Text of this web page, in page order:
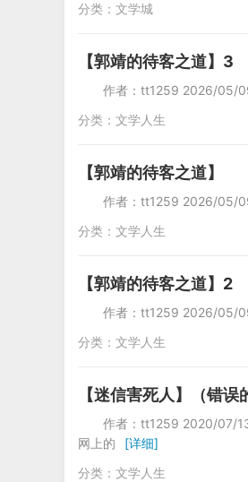
分类： 文学城
【郭靖的待客之道】3
作者：tt1259 2026/05/
分类： 文学人生
【郭靖的待客之道】
作者：tt1259 2026/05/
分类： 文学人生
【郭靖的待客之道】2
作者：tt1259 2026/05/
分类： 文学人生
【迷信害死人】（错误
作者：tt1259 2020/07/
网上的
[详细]
分类： 文学人生